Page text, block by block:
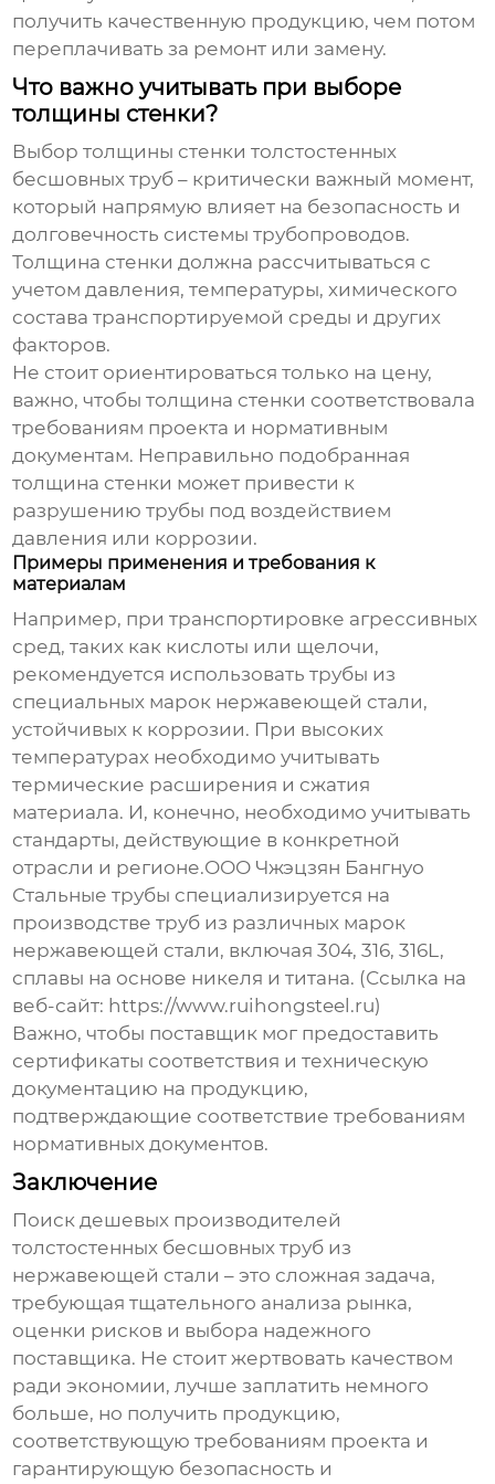
получить качественную продукцию, чем потом
переплачивать за ремонт или замену.
Что важно учитывать при выборе
толщины стенки?
Выбор толщины стенкитолстостенных
бесшовных труб – критически важный момент,
который напрямую влияет на безопасность и
долговечность системы трубопроводов.
Толщина стенки должна рассчитываться с
учетом давления, температуры, химического
состава транспортируемой среды и других
факторов.
Не стоит ориентироваться только на цену,
важно, чтобы толщина стенки соответствовала
требованиям проекта и нормативным
документам. Неправильно подобранная
толщина стенки может привести к
разрушению трубы под воздействием
давления или коррозии.
Примеры применения и требования к
материалам
Например, при транспортировке агрессивных
сред, таких как кислоты или щелочи,
рекомендуется использовать трубы из
специальных марок нержавеющей стали,
устойчивых к коррозии. При высоких
температурах необходимо учитывать
термические расширения и сжатия
материала. И, конечно, необходимо учитывать
стандарты, действующие в конкретной
отрасли и регионе.ООО Чжэцзян Бангнуо
Стальные трубы специализируется на
производстве труб из различных марок
нержавеющей стали, включая 304, 316, 316L,
сплавы на основе никеля и титана. (Ссылка на
веб-сайт: https://www.ruihongsteel.ru)
Важно, чтобы поставщик мог предоставить
сертификаты соответствия и техническую
документацию на продукцию,
подтверждающие соответствие требованиям
нормативных документов.
Заключение
Поискдешевых производителей
толстостенных бесшовных труб из
нержавеющей стали – это сложная задача,
требующая тщательного анализа рынка,
оценки рисков и выбора надежного
поставщика. Не стоит жертвовать качеством
ради экономии, лучше заплатить немного
больше, но получить продукцию,
соответствующую требованиям проекта и
гарантирующую безопасность и